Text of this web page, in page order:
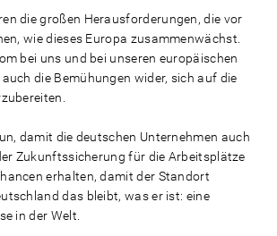
die großen Herausforderungen, die vor
wie dieses Europa zusammenwächst.
bei uns und bei unseren europäischen
die Bemühungen wider, sich auf die
damit die deutschen Unternehmen auch
Zukunftssicherung für die Arbeitsplätze
erhalten, damit der Standort
das bleibt, was er ist: eine
in der Welt.